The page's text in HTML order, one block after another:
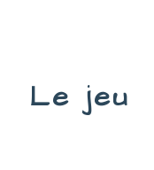
Le jeu